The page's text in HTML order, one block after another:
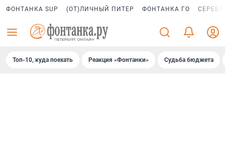
ФОНТАНКА SUP (ОТ)ЛИЧНЫЙ ПИТЕР ФОНТАНКА ГО
Топ-10, куда поехать Реакция «Фонтанки» Судьба бюджета